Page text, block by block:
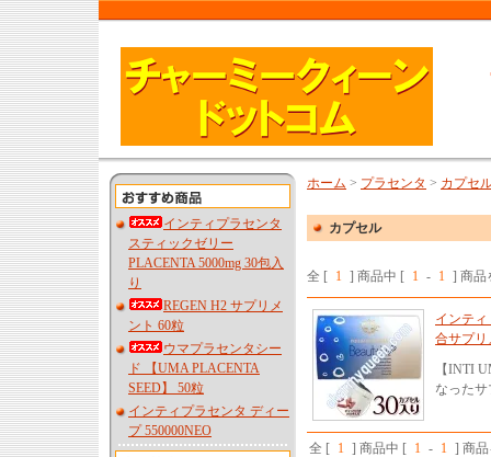
インティプラセンタ
スティックゼリー
PLACENTA 5000mg 30包入
り
REGEN H2 サプリメ
ント 60粒
ウマプラセンタシー
ド 【UMA PLACENTA
SEED】 50粒
インティプラセンタ ディー
プ 550000NEO
ホーム > プラセンタ > カプセ
カプセル
全 [ 1 ] 商品中 [ 1 - 1 ] 商品
インテ
合サプリ
【INTI
なった
全 [ 1 ] 商品中 [ 1 - 1 ] 商